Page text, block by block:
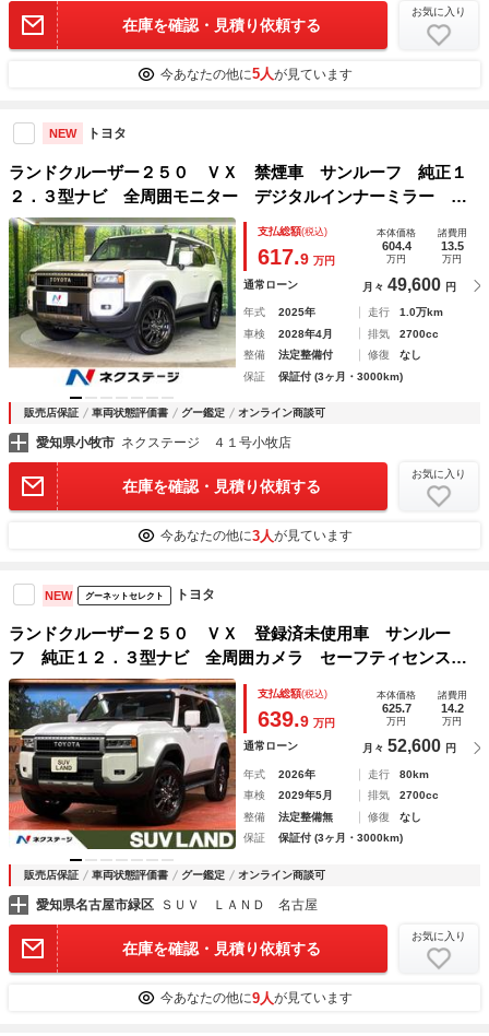
在庫を確認・見積り依頼する
お気に入り
今あなたの他に5人が見ています
NEW トヨタ
ランドクルーザー２５０ ＶＸ 禁煙車 サンルーフ 純正１
２．３型ナビ 全周囲モニター デジタルインナーミラー シ
ートベンチレーション ブラインドスポットモニター パワー
バックドア パワーシート ステアリングヒーター
支払総額(税込)
617.9 万円
本体価格
604.4
万円
諸費用
13.5
万円
通常ローン 月々 49,600 円
年式 2025年 走行
1.0万km
車検
2028年4月 排気
2700cc
整備
法定整備付 修復
なし
保証
保証付 (3ヶ月・3000km)
販売店保証 車両状態評価書 グー鑑定 オンライン商談可
愛知県小牧市 ネクステージ ４１号小牧店
在庫を確認・見積り依頼する
お気に入り
今あなたの他に3人が見ています
NEW グーネットセレクト トヨタ
ランドクルーザー２５０ ＶＸ 登録済未使用車 サンルー
フ 純正１２．３型ナビ 全周囲カメラ セーフティセンス
トヨタチームメイト レーダークルーズ 電動リアゲート レ
ザーシート 前席シートエアコン ドラレコ コーナーセンサ
ー
支払総額(税込)
639.9 万円
本体価格
625.7
万円
諸費用
14.2
万円
通常ローン 月々 52,600 円
年式 2026年 走行
80km
車検
2029年5月 排気
2700cc
整備
法定整備無 修復
なし
保証
保証付 (3ヶ月・3000km)
販売店保証 車両状態評価書 グー鑑定 オンライン商談可
愛知県名古屋市緑区 ＳＵＶ ＬＡＮＤ 名古屋
在庫を確認・見積り依頼する
お気に入り
今あなたの他に9人が見ています